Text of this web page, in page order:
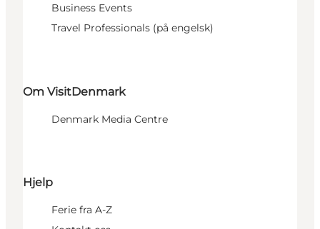
Business Events
Travel Professionals (på engelsk)
Om VisitDenmark
Denmark Media Centre
Hjelp
Ferie fra A-Z